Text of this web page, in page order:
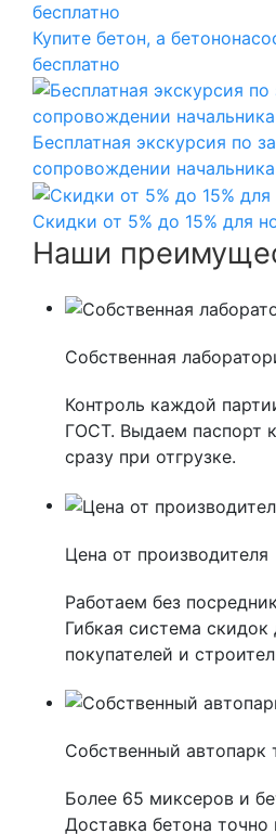
Купите бетон, а
бесплатно
Бесплатная экскурсия по
сопровождении
Скидки от 5% до 15% для
Наши
Собственная
Контроль каждой
ГОСТ. Выдаем паспорт
сразу при отгрузке.
Цена от производителя
Работаем без
Гибкая система скидок
покупателей и
Собственный автопарк
Более 65 миксеров и
Доставка бетона